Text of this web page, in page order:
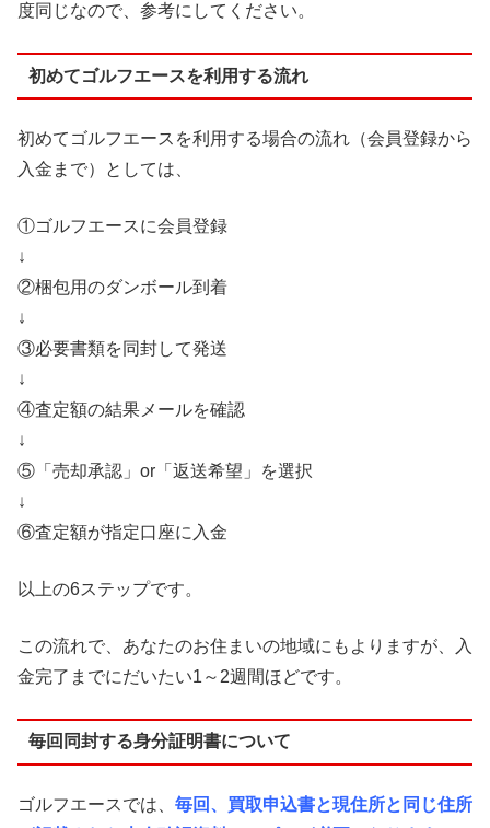
度同じなので、参考にしてください。
初めてゴルフエースを利用する流れ
初めてゴルフエースを利用する場合の流れ（会員登録から
入金まで）としては、
①ゴルフエースに会員登録
↓
②梱包用のダンボール到着
↓
③必要書類を同封して発送
↓
④査定額の結果メールを確認
↓
⑤「売却承認」or「返送希望」を選択
↓
⑥査定額が指定口座に入金
以上の6ステップです。
この流れで、あなたのお住まいの地域にもよりますが、入
金完了までにだいたい1～2週間ほどです。
毎回同封する身分証明書について
ゴルフエースでは、 毎回、買取申込書と現住所と同じ住所